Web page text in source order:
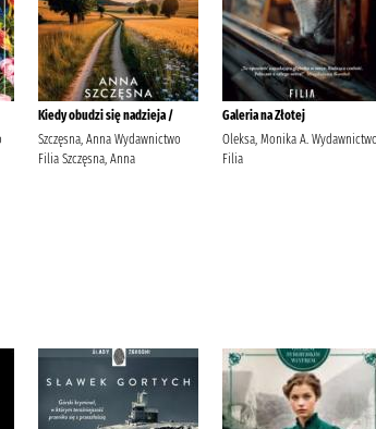
Kiedy obudzi się nadzieja /
Szczęsna, Anna Wydawnictwo
Filia Szczęsna, Anna
Galeria na Złotej
Oleksa, Monika A. Wydawnictwo
Filia